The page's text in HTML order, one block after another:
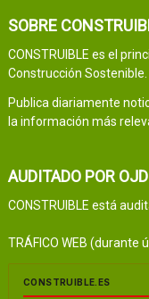
SOBRE
CONSTRUIBLE es el
Construcción Sostenible.
Publica diariamente
la información más
AUDITADO POR OJD
CONSTRUIBLE está
TRÁFICO WEB (durante